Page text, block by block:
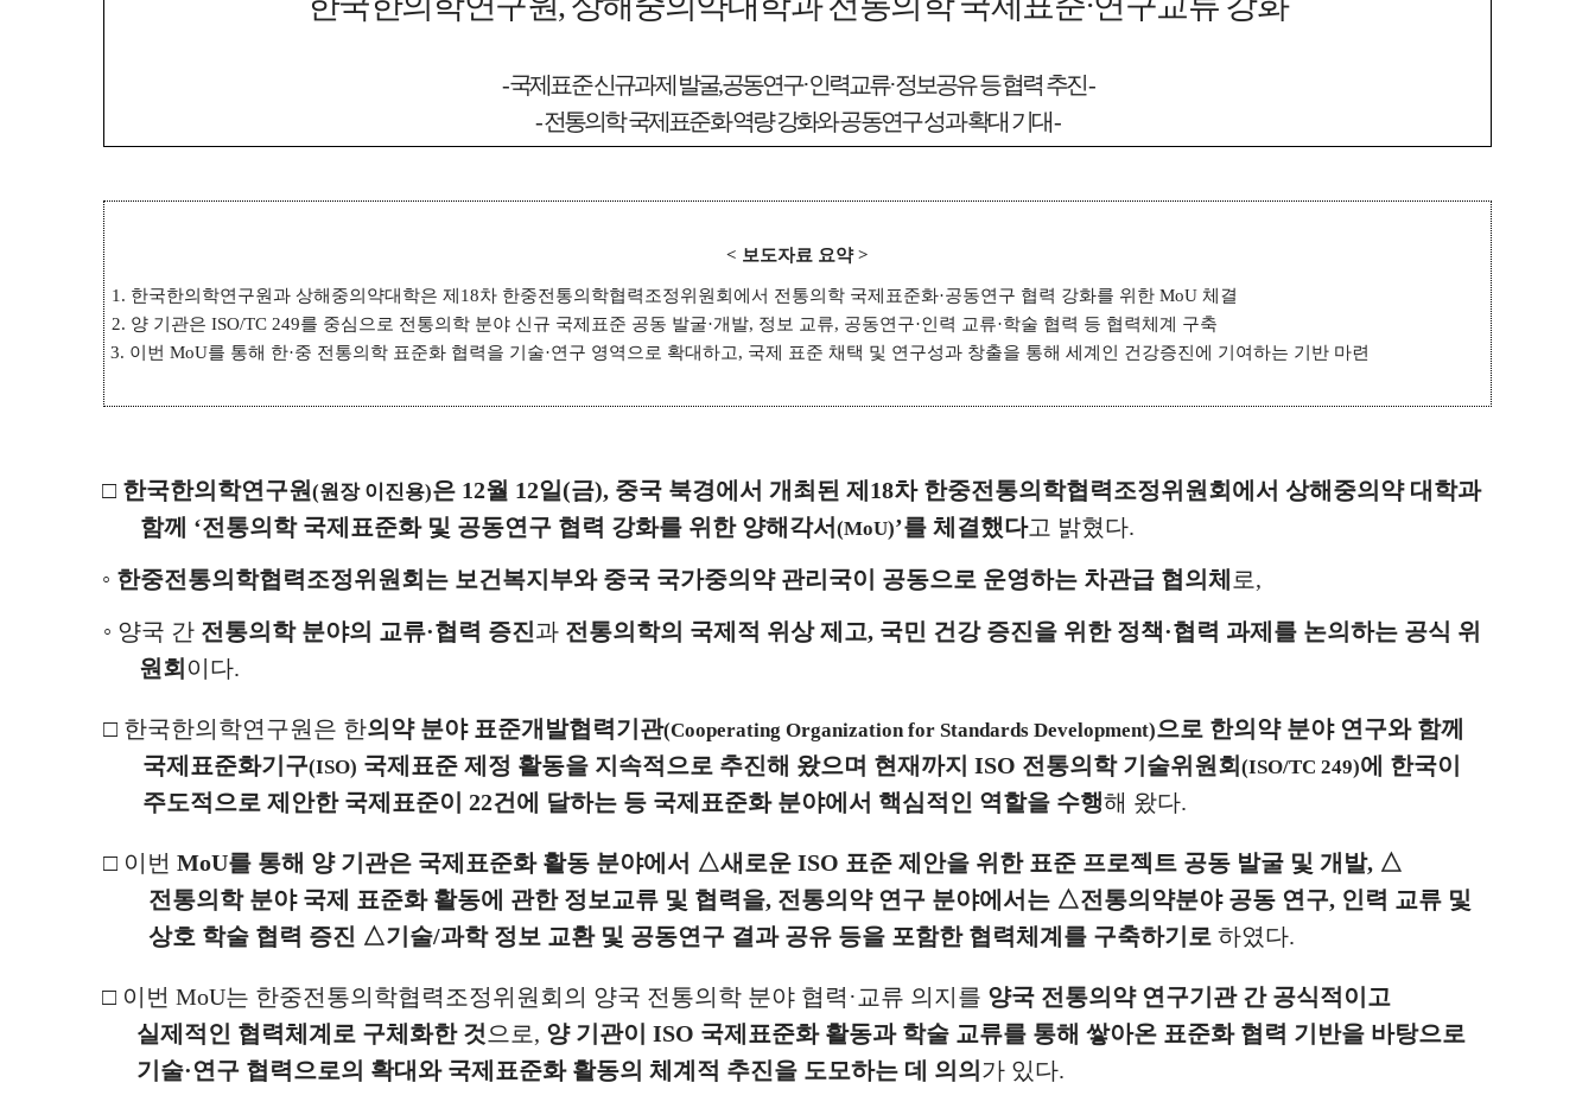
-국제표준 신규과제 발굴,공동연구·인력교류·정보공유 등 협력 추진-
-전통의학 국제표준화 역량 강화와 공동연구 성과 확대 기대-
< 보도자료 요약>
1. 한국한의학연구원과 상해중의약대학은 제 18차 한중전통의학협력조정위원회에서 전통의학 국제표준화·공동연구 협력 강화를 위한 MoU 체결
2. 양 기관은 ISO/TC 249를 중심으로 전통의학 분야 신규 국제표준 공동 발굴·개발, 정보 교류, 공동연구·인력 교류·학술 협력 등 협력체계 구축
3. 이번MoU를 통해 한·중 전통의학 표준화 협력을 기술·연구 영역으로 확대하고, 국제 표준 채택 및 연구성과 창출을 통해 세계인 건강증진에 기여하는 기반 마련
□ 한국한의학연구원(원장 이진용)은 12월 12일 (금), 중국 북경에서 개최된 제 18차 한중전통의학협력조정위원회에서 상해중의약 대학과
함께 ‘전통의학 국제표준화 및 공동연구 협력 강화를 위한 양해각서 (MoU)’를 체결했다고 밝혔다.
◦ 한중전통의학협력조정위원회는 보건복지부와 중국 국가중의약 관리국이 공동으로 운영하는 차관급 협의체 로,
◦ 양국 간 전통의학 분야의 교류·협력 증진과 전통의학의 국제적 위상 제고, 국민 건강 증진을 위한 정책·협력 과제를 논의하는 공식 위
원회 이다.
□ 한국한의학연구원은 한의약 분야 표준개발협력기관(Cooperating Organization for Standards Development)으로 한의약 분야 연구와 함께
국제표준화기구(ISO) 국제표준 제정 활동을 지속적으로 추진해 왔으며 현재까지 ISO 전통의학 기술위원회 (ISO/TC 249)에
한국이
주도적으로 제안한 국제표준이 22건에 달하는 등 국제표준화 분야에서 핵심적인 역할을 수행해 왔다.
□ 이번 MoU를 통해 양 기관은 국제표준화 활동 분야에서 △새로운 ISO 표준 제안을 위한 표준 프로젝트 공동 발굴 및 개발, △
전통의학 분야 국제 표준화 활동에 관한 정보교류 및 협력을, 전통의약 연구 분야에서는 △전통의약분야 공동 연구, 인력 교류 및
상호 학술 협력 증진 △기술/과학 정보 교환 및 공동연구 결과 공유 등을 포함한 협력체계를 구축하기로 하였다.
□ 이번MoU는 한중전통의학협력조정위원회의 양국 전통의학 분야 협력 · 교류 의지를 양국 전통의약 연구기관 간 공식적이고
실제적인 협력체계로 구체화한 것 으로, 양 기관이 ISO 국제표준화 활동과 학술 교류를 통해 쌓아온 표준화 협력 기반을 바탕으로
기술·연구 협력으로의 확대와 국제표준화 활동의 체계적 추진을 도모하는 데 의의 가 있다.